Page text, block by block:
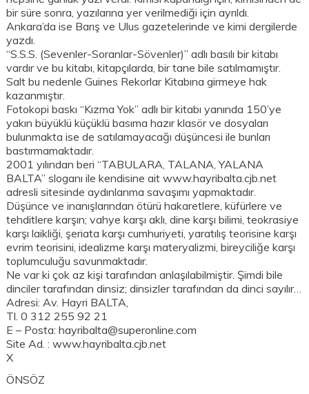
bir süre sonra, yazılarına yer verilmediği için ayrıldı.
Ankara’da ise Barış ve Ulus gazetelerinde ve kimi dergilerde
yazdı.
“S.S.S. (Sevenler-Soranlar-Sövenler)” adlı basılı bir kitabı
vardır ve bu kitabı, kitapçılarda, bir tane bile satılmamıştır.
Salt bu nedenle Guines Rekorlar Kitabına girmeye hak
kazanmıştır.
Fotokopi baskı “Kızma Yok” adlı bir kitabı yanında 150’ye
yakın büyüklü küçüklü basıma hazır klasör ve dosyaları
bulunmakta ise de satılamayacağı düşüncesi ile bunları
bastırmamaktadır.
2001 yılından beri “TABULARA, TALANA, YALANA
BALTA” sloganı ile kendisine ait www.hayribalta.cjb.net
adresli sitesinde aydınlanma savaşımı yapmaktadır.
Düşünce ve inanışlarından ötürü hakaretlere, küfürlere ve
tehditlere karşın; vahye karşı aklı, dine karşı bilimi, teokrasiye
karşı laikliği, şeriata karşı cumhuriyeti, yaratılış teorisine karşı
evrim teorisini, idealizme karşı materyalizmi, bireyciliğe karşı
toplumculuğu savunmaktadır.
Ne var ki çok az kişi tarafından anlaşılabilmiştir. Şimdi bile
dinciler tarafından dinsiz; dinsizler tarafından da dinci sayılır…
Adresi: Av. Hayri BALTA,
Tl. 0 312 255 92 21
E – Posta: hayribalta@superonline.com
Site Ad. : www.hayribalta.cjb.net
X
ÖNSÖZ